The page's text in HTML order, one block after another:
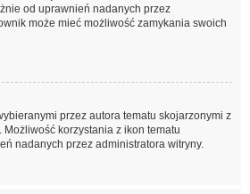
od uprawnień nadanych przez
może mieć możliwość zamykania swoich
przez autora tematu skojarzonymi z
korzystania z ikon tematu
nadanych przez administratora witryny.